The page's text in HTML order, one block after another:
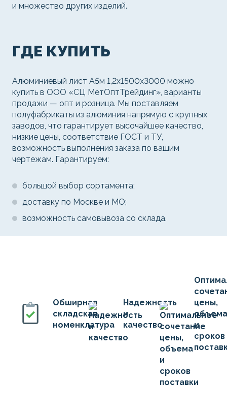
и множество других изделий.
ГДЕ КУПИТЬ
Алюминиевый лист А5м 1,2х1500х3000 можно
купить в ООО «СЦ МетОптТрейдинг», варианты
продажи — опт и розница. Мы поставляем
полуфабрикаты из алюминия напрямую с крупных
заводов, что гарантирует высочайшее качество,
низкие цены, соответствие ГОСТ и ТУ,
возможность выполнения заказа по вашим
чертежам. Гарантируем:
большой выбор сортамента;
доставку по Москве и МО;
возможность самовывоза со склада.
Обширная
складская
номенклатура
Надежность
и
качество
цены,
объема
и
сроков